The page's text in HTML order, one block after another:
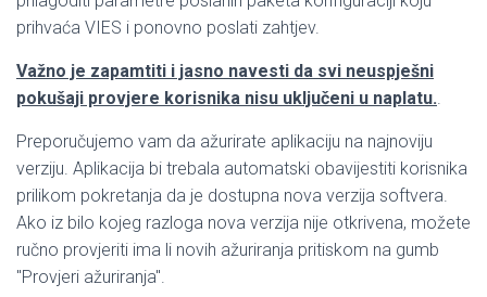
prihvaća VIES i ponovno poslati zahtjev.
Važno je zapamtiti i jasno navesti da svi neuspješni
pokušaji provjere korisnika nisu uključeni u naplatu..
Preporučujemo vam da ažurirate aplikaciju na najnoviju
verziju. Aplikacija bi trebala automatski obavijestiti korisnika
prilikom pokretanja da je dostupna nova verzija softvera.
Ako iz bilo kojeg razloga nova verzija nije otkrivena, možete
ručno provjeriti ima li novih ažuriranja pritiskom na gumb
"Provjeri ažuriranja".